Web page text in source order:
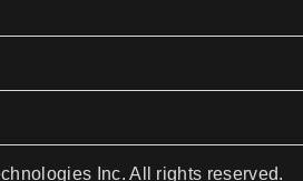
Inc. All rights reserved.